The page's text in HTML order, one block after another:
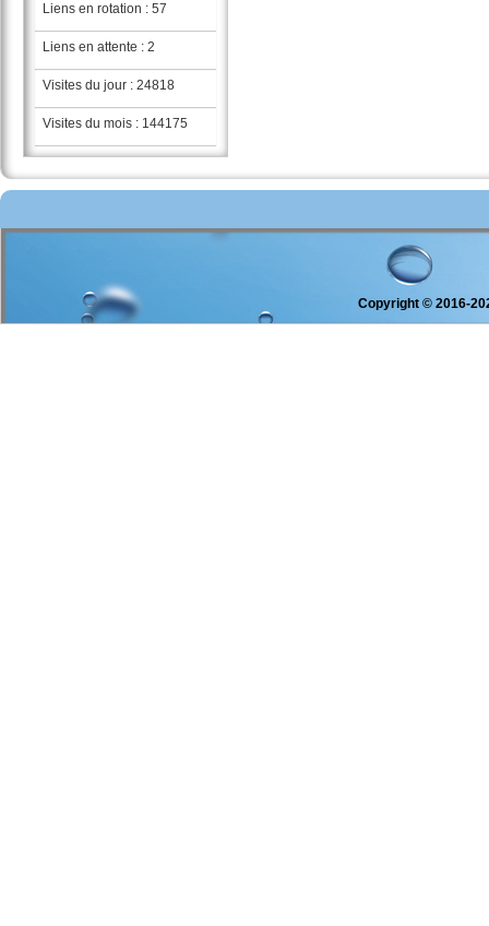
Liens en rotation : 57
Liens en attente : 2
Visites du jour : 24818
Visites du mois : 144175
Copyright © 2016-